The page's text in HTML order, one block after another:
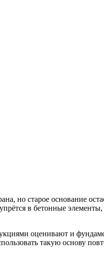
но старое основание
в бетонные
оценивают и
такую основу